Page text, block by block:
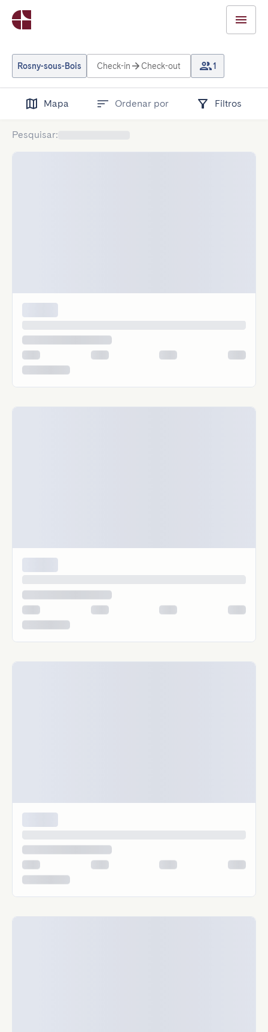
Rosny-sous-Bois Check-in Check-out 1
Mapa Ordenar por Filtros
Pesquisar: